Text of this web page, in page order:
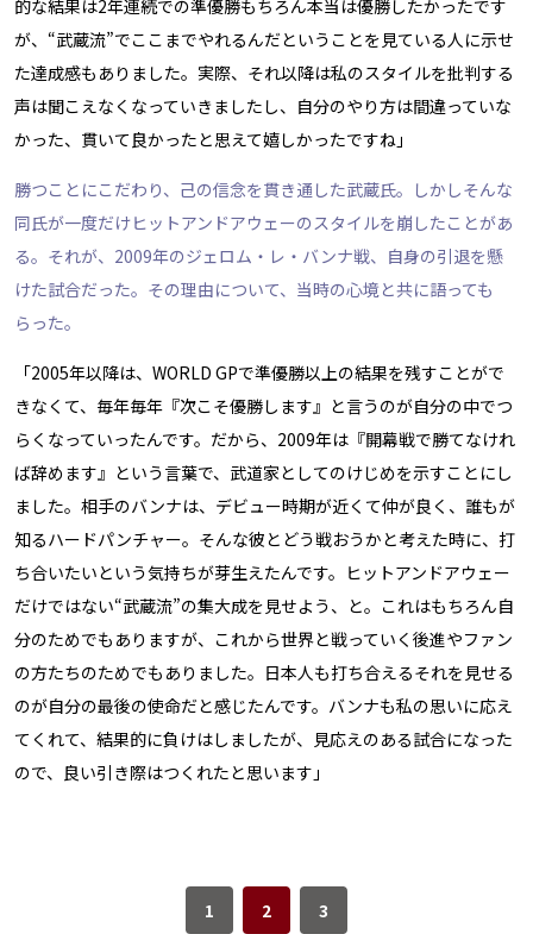
的な結果は2年連続での準優勝――もちろん本当は優勝したかったです
が、“武蔵流”でここまでやれるんだということを見ている人に示せ
た達成感もありました。実際、それ以降は私のスタイルを批判する
声は聞こえなくなっていきましたし、自分のやり方は間違っていな
かった、貫いて良かったと思えて嬉しかったですね」
勝つことにこだわり、己の信念を貫き通した武蔵氏。しかしそんな
同氏が一度だけヒットアンドアウェーのスタイルを崩したことがあ
る。それが、2009年のジェロム・レ・バンナ戦、自身の引退を懸
けた試合だった。その理由について、当時の心境と共に語っても
らった。
「2005年以降は、WORLD GPで準優勝以上の結果を残すことがで
きなくて、毎年毎年『次こそ優勝します』と言うのが自分の中でつ
らくなっていったんです。だから、2009年は『開幕戦で勝てなけれ
ば辞めます』という言葉で、武道家としてのけじめを示すことにし
ました。相手のバンナは、デビュー時期が近くて仲が良く、誰もが
知るハードパンチャー。そんな彼とどう戦おうかと考えた時に、打
ち合いたいという気持ちが芽生えたんです。ヒットアンドアウェー
だけではない“武蔵流”の集大成を見せよう、と。これはもちろん自
分のためでもありますが、これから世界と戦っていく後進やファン
の方たちのためでもありました。日本人も打ち合える――それを見せる
のが自分の最後の使命だと感じたんです。バンナも私の思いに応え
てくれて、結果的に負けはしましたが、見応えのある試合になった
ので、良い引き際はつくれたと思います」
1 2 3